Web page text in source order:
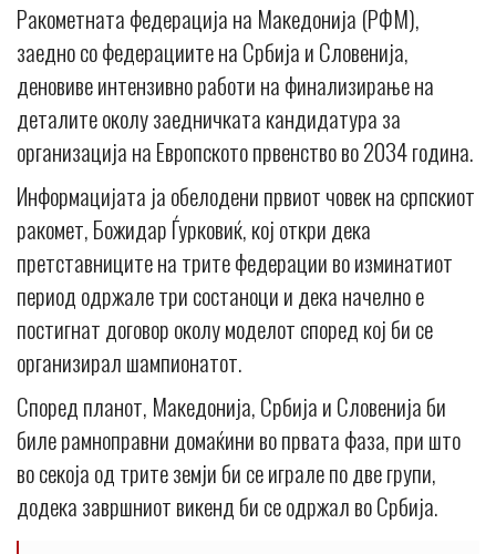
Ракометната федерација на Македонија (РФМ),
заедно со федерациите на Србија и Словенија,
деновиве интензивно работи на финализирање на
деталите околу заедничката кандидатура за
организација на Европското првенство во 2034 година.
Информацијата ја обелодени првиот човек на српскиот
ракомет, Божидар Ѓурковиќ, кој откри дека
претставниците на трите федерации во изминатиот
период одржале три состаноци и дека начелно е
постигнат договор околу моделот според кој би се
организирал шампионатот.
Според планот, Македонија, Србија и Словенија би
биле рамноправни домаќини во првата фаза, при што
во секоја од трите земји би се играле по две групи,
додека завршниот викенд би се одржал во Србија.